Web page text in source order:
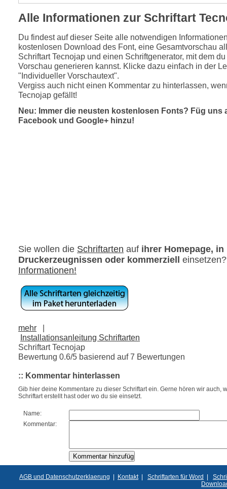
Alle Informationen zur Schriftart
Du findest auf dieser Seite alle notwendigen
kostenlosen Download des Font, eine Gesamtvorschau
Schriftart Tecnojap und einen Schriftgenerator, mit dem
Vorschau generieren kannst. Klicke dazu einfach in der
"Individueller Vorschautext".
Vergiss auch nicht einen Kommentar zu hinterlassen,
Tecnojap gefällt!
Neu: Immer die neusten kostenlosen Fonts? Füg uns
Facebook und Google+ hinzu!
Sie wollen die Schriftarten auf ihrer Homepage, in
Druckerzeugnissen oder kommerziell
Informationen!
mehr
|
Installationsanleitung Schriftarten
Schriftart Tecnojap
Bewertung 0.6/5 basierend auf7 Bewertungen
:: Kommentar hinterlassen
Gib hier deine Kommentare zu dieser Schriftart ein. Gerne hören wir auch,
Schriftart erstellt hast oder wo du sie einsetzt.
Name:
Kommentar:
AGB und Datenschutzerklaerung | Kontakt| Schriftarten für Word |